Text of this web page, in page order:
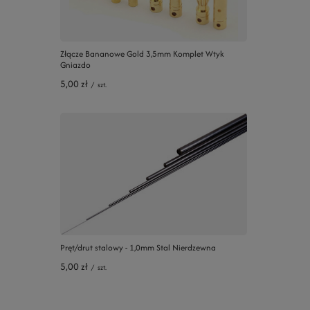
Złącze Bananowe Gold 3,5mm Komplet Wtyk
Gniazdo
5,00 zł / szt.
Pręt/drut stalowy - 1,0mm Stal Nierdzewna
5,00 zł / szt.